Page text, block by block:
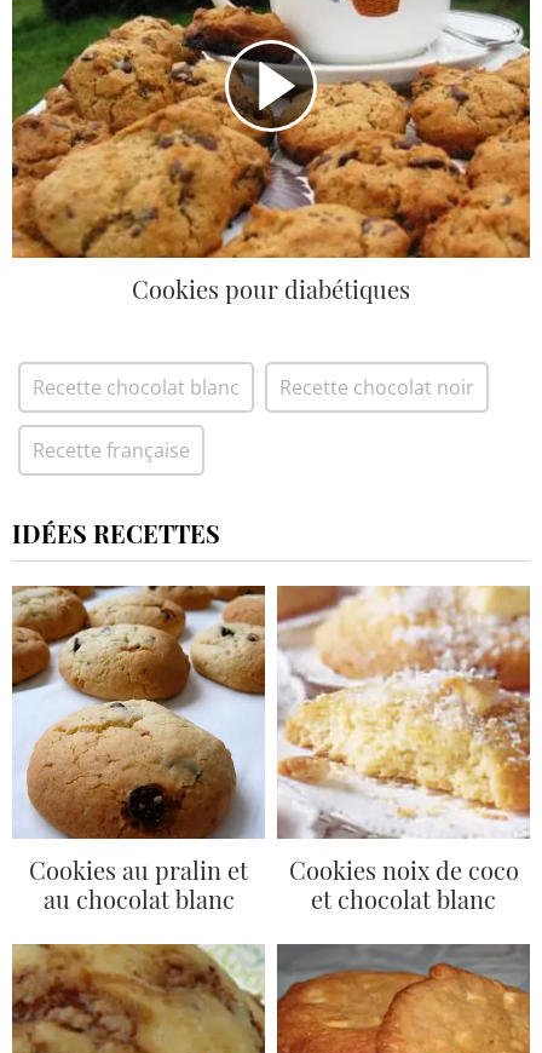
Cookies pour diabétiques
Recette chocolat blanc Recette chocolat noir
Recette française
IDÉES RECETTES
Cookies au pralin et
au chocolat blanc
Cookies noix de coco
et chocolat blanc